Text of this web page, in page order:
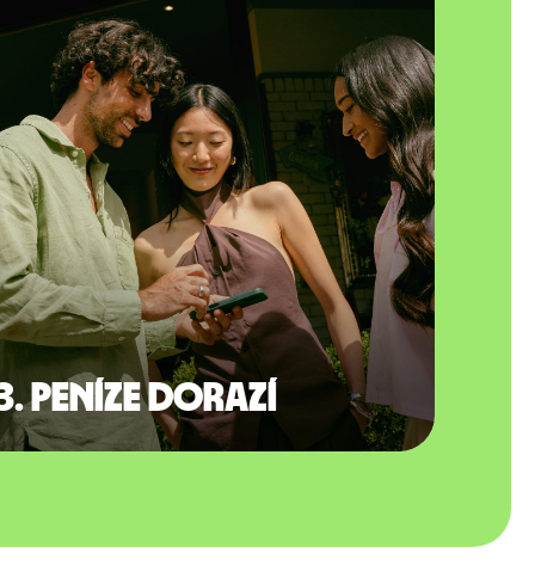
Peníze dorazí